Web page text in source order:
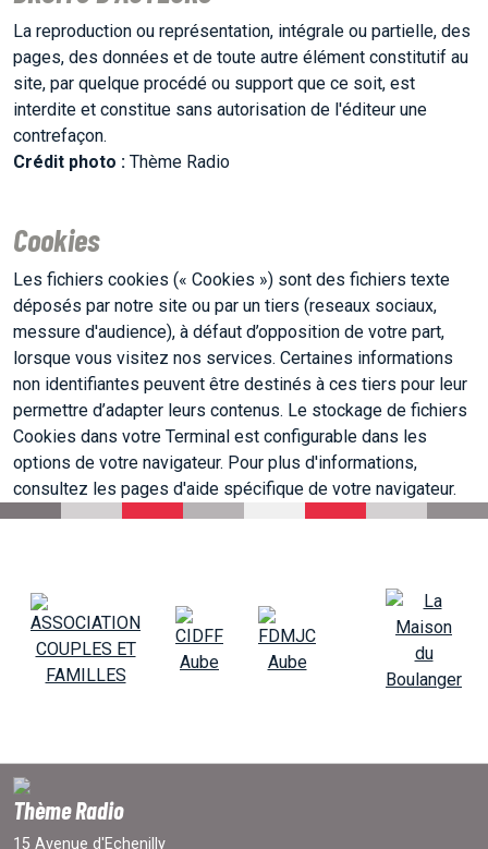
PUBLICITÉ
CONTACT
La reproduction ou représentation, intégrale ou partielle, des
pages, des données et de toute autre élément constitutif au
site, par quelque procédé ou support que ce soit, est
interdite et constitue sans autorisation de l'éditeur une
contrefaçon.
Crédit photo : Thème Radio
Cookies
Les fichiers cookies (« Cookies ») sont des fichiers texte
déposés par notre site ou par un tiers (reseaux sociaux,
messure d'audience), à défaut d’opposition de votre part,
lorsque vous visitez nos services. Certaines informations
non identifiantes peuvent être destinés à ces tiers pour leur
permettre d’adapter leurs contenus. Le stockage de fichiers
Cookies dans votre Terminal est configurable dans les
options de votre navigateur. Pour plus d'informations,
consultez les pages d'aide spécifique de votre navigateur.
Thème Radio
15 Avenue d'Echenilly